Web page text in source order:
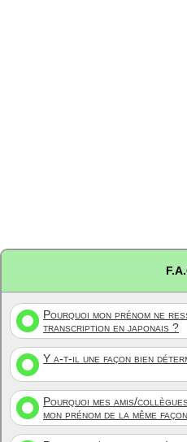
Pourquoi mon prénom ne
transcription en japonais ?
Y a-t-il une façon bien
Pourquoi mes amis/
mon prénom de la même